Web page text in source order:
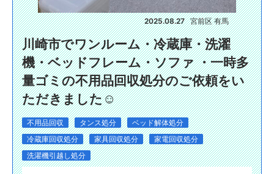
2025.08.27 宮前区 有馬
川崎市でワンルーム・冷蔵庫・洗濯
機・ベッドフレーム・ソファ ・一時多
量ゴミの不用品回収処分のご依頼をい
ただきました☺️
不用品回収 タンス処分
ベッド解体処分
冷蔵庫回収処分
家具回収処分
家電回収処分
洗濯機引越し処分